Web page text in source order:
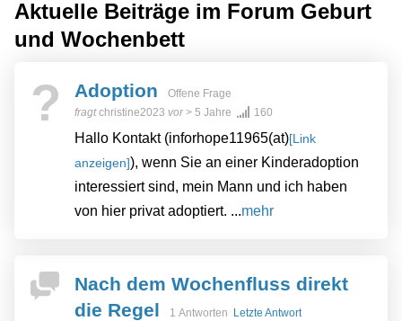
Aktuelle Beiträge im Forum Geburt
und Wochenbett
? Adoption
Offene Frage
fragtchristine2023 vor> 5 Jahre 160
Hallo Kontakt (inforhope11965(at)[Link
anzeigen]), wenn Sie an einer Kinderadoption
interessiert sind, mein Mann und ich haben
von hier privat adoptiert. ...mehr
Nach dem Wochenfluss direkt
die Regel
1 Antworten Letzte Antwort